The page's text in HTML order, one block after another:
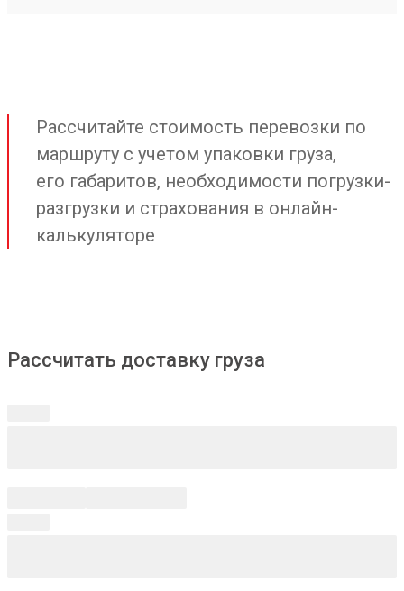
Рассчитайте стоимость перевозки по
маршруту с учетом упаковки груза,
его габаритов, необходимости погрузки-
разгрузки и страхования в онлайн-
калькуляторе
Рассчитать доставку груза